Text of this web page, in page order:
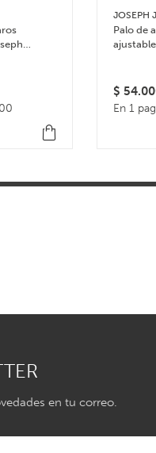
JOSEPH
Palo de
$
En 1
en tu correo.